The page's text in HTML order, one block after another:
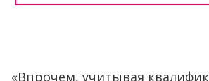
«Впрочем, учитывая
Стране, которой не доверяют